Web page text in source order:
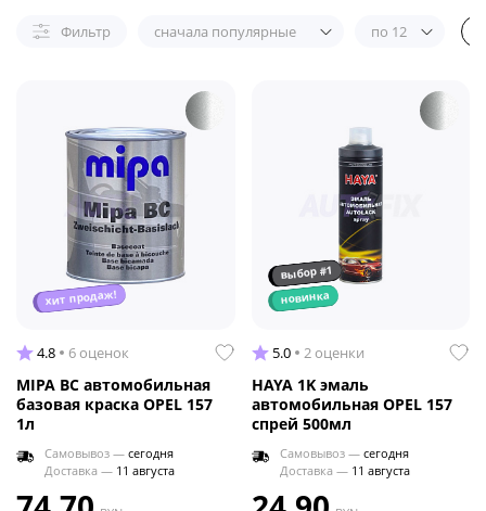
Фильтр сначала популярные по 12
хит продаж!
4.8 6 оценок
MIPA BC автомобильная
базовая краска OPEL 157
1л
Самовывоз — сегодня
Доставка — 11 августа
выбор #1
новинка
5.0 2 оценки
HAYA 1K эмаль
автомобильная OPEL 157
спрей 500мл
Самовывоз — сегодня
Доставка — 11 августа